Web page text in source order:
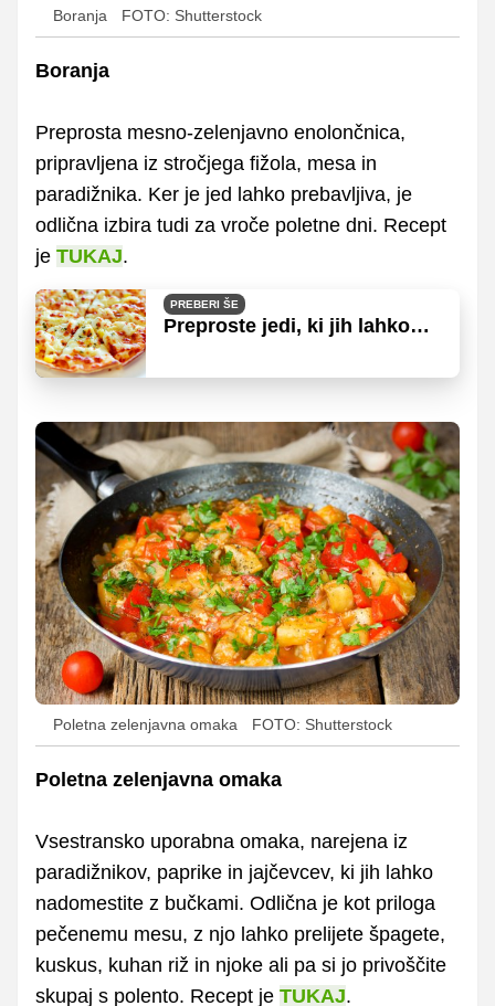
Boranja FOTO: Shutterstock
Boranja
Preprosta mesno-zelenjavno enolončnica,
pripravljena iz stročjega fižola, mesa in
paradižnika. Ker je jed lahko prebavljiva, je
odlična izbira tudi za vroče poletne dni. Recept
je TUKAJ.
PREBERI ŠE
Preproste jedi, ki jih lahko
Poletna zelenjavna omaka FOTO: Shutterstock
Poletna zelenjavna omaka
Vsestransko uporabna omaka, narejena iz
paradižnikov, paprike in jajčevcev, ki jih lahko
nadomestite z bučkami. Odlična je kot priloga
pečenemu mesu, z njo lahko prelijete špagete,
kuskus, kuhan riž in njoke ali pa si jo privoščite
skupaj s polento. Recept je TUKAJ.